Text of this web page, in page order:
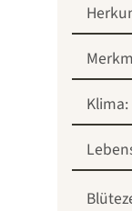
Klima: